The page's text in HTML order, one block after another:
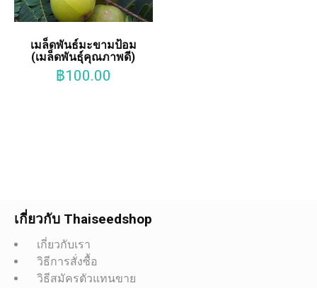
เมล็ดพันธ์มะขามป้อม
(เมล็ดพันธุ์คุณภาพดี)
฿100.00
เกี่ยวกับ Thaiseedshop
เกี่ยวกับเรา
วิธีการสั่งซื้อ
วิธีสมัครตัวแทนขาย